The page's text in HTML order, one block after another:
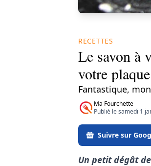
RECETTES
Le savon à
votre
Fantastique,
Ma Fourchette
Publié le samedi 1
Suivre sur
Un petit dégât